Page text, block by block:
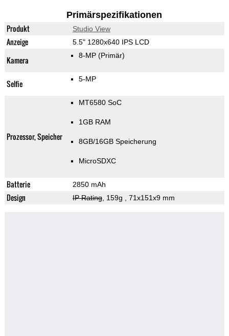
Primärspezifikationen
Produkt Studio View
Anzeige 5.5" 1280x640 IPS LCD
Kamera 8-MP (Primär)
Selfie 5-MP
Prozessor, Speicher
MT6580 SoC
1GB RAM
8GB/16GB Speicherung
MicroSDXC
Batterie 2850 mAh
Design IP Rating, 159g , 71x151x9 mm